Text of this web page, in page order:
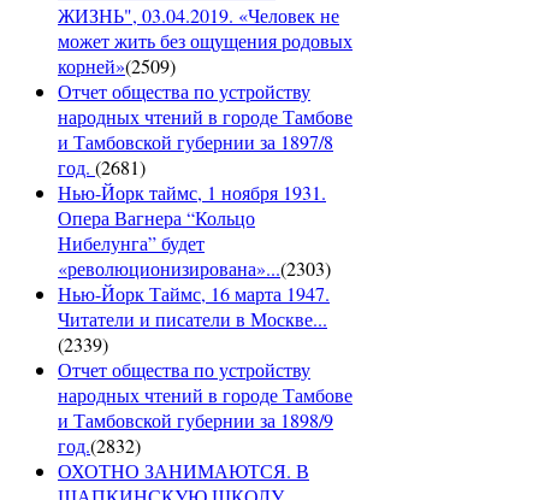
ЖИЗНЬ", 03.04.2019. «Человек не
может жить без ощущения родовых
корней»(2509)
Отчет общества по устройству
народных чтений в городе Тамбове
и Тамбовской губернии за 1897/8
год. (2681)
Нью-Йорк таймс, 1 ноября 1931.
Опера Вагнера “Кольцо
Нибелунга” будет
«революционизирована»...(2303)
Нью-Йорк Таймс, 16 марта 1947.
Читатели и писатели в Москве...
(2339)
Отчет общества по устройству
народных чтений в городе Тамбове
и Тамбовской губернии за 1898/9
год.(2832)
ОХОТНО ЗАНИМАЮТСЯ. В